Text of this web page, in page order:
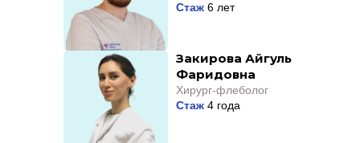
Стаж 6 лет
Закирова Айгуль
Фаридовна
Хирург-флеболог
Стаж 4 года